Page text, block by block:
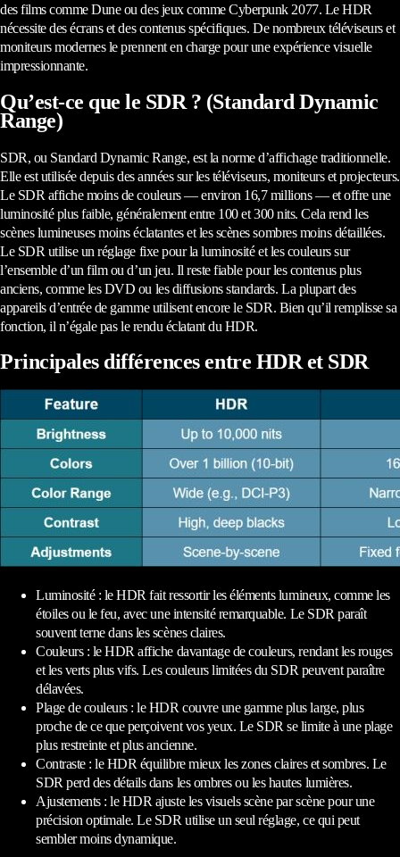
des films comme Dune ou des jeux comme Cyberpunk 2077. Le HDR
nécessite des écrans et des contenus spécifiques. De nombreux téléviseurs et
moniteurs modernes le prennent en charge pour une expérience visuelle
impressionnante.
Qu’est-ce que le SDR ? (Standard Dynamic
Range)
SDR, ou Standard Dynamic Range, est la norme d’affichage traditionnelle.
Elle est utilisée depuis des années sur les téléviseurs, moniteurs et projecteurs.
Le SDR affiche moins de couleurs — environ 16,7 millions — et offre une
luminosité plus faible, généralement entre 100 et 300 nits. Cela rend les
scènes lumineuses moins éclatantes et les scènes sombres moins détaillées.
Le SDR utilise un réglage fixe pour la luminosité et les couleurs sur
l’ensemble d’un film ou d’un jeu. Il reste fiable pour les contenus plus
anciens, comme les DVD ou les diffusions standards. La plupart des
appareils d’entrée de gamme utilisent encore le SDR. Bien qu’il remplisse sa
fonction, il n’égale pas le rendu éclatant du HDR.
Principales différences entre HDR et SDR
Luminosité : le HDR fait ressortir les éléments lumineux, comme les
étoiles ou le feu, avec une intensité remarquable. Le SDR paraît
souvent terne dans les scènes claires.
Couleurs : le HDR affiche davantage de couleurs, rendant les rouges
et les verts plus vifs. Les couleurs limitées du SDR peuvent paraître
délavées.
Plage de couleurs : le HDR couvre une gamme plus large, plus
proche de ce que perçoivent vos yeux. Le SDR se limite à une plage
plus restreinte et plus ancienne.
Contraste : le HDR équilibre mieux les zones claires et sombres. Le
SDR perd des détails dans les ombres ou les hautes lumières.
Ajustements : le HDR ajuste les visuels scène par scène pour une
précision optimale. Le SDR utilise un seul réglage, ce qui peut
sembler moins dynamique.